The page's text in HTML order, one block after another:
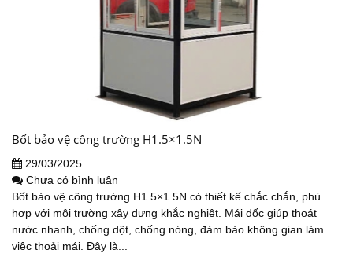
Bốt bảo vệ công trường H1.5×1.5N
29/03/2025
Chưa có bình luận
Bốt bảo vệ công trường H1.5×1.5N có thiết kế chắc chắn, phù
hợp với môi trường xây dựng khắc nghiệt. Mái dốc giúp thoát
nước nhanh, chống dột, chống nóng, đảm bảo không gian làm
việc thoải mái. Đây là...